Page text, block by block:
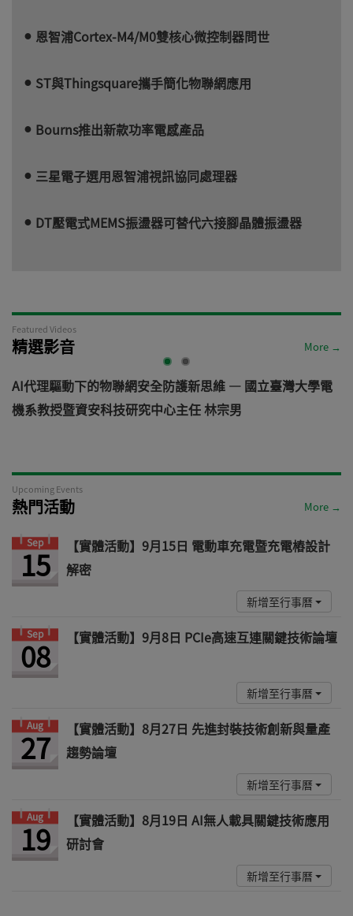
恩智浦Cortex-M4/M0雙核心微控制器問世
ST與Thingsquare攜手簡化物聯網應用
Bourns推出新款功率電感產品
三星電子選用恩智浦視訊協同處理器
DT壓電式MEMS振盪器可替代六接腳晶體振盪器
Featured Videos
精選影音 More →
AI代理驅動下的物聯網安全防護新思維 — 國立臺灣大學電
機系教授暨資安科技研究中心主任 林宗男
Upcoming Events
熱門活動 More →
Sep
15
【實體活動】9月15日 電動車充電暨充電樁設計
解密
新增至行事曆
Sep
08 【實體活動】9月8日 PCIe高速互連關鍵技術論壇
新增至行事曆
Aug
27
【實體活動】8月27日 先進封裝技術創新與量產
趨勢論壇
新增至行事曆
Aug
19
【實體活動】8月19日 AI無人載具關鍵技術應用
研討會
新增至行事曆